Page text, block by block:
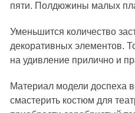
пяти. Полдюжины малых
Уменьшится количество
декоративных элементов.
на удивление прилично и
Материал модели доспеха
смастерить костюм для